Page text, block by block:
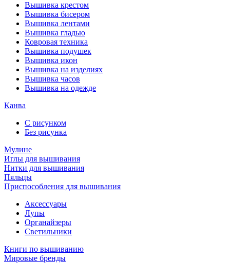
Вышивка крестом
Вышивка бисером
Вышивка лентами
Вышивка гладью
Ковровая техника
Вышивка подушек
Вышивка икон
Вышивка на изделиях
Вышивка часов
Вышивка на одежде
Канва
С рисунком
Без рисунка
Мулине
Иглы для вышивания
Нитки для вышивания
Пяльцы
Приспособления для вышивания
Аксессуары
Лупы
Органайзеры
Светильники
Книги по вышиванию
Мировые бренды